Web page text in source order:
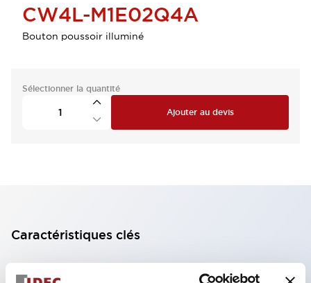
CW4L-M1E02Q4A
Bouton poussoir illuminé
Sélectionner la quantité
Ajouter au devis
Caractéristiques clés
Bloc de contact à 2 étages avec 2 contacts,